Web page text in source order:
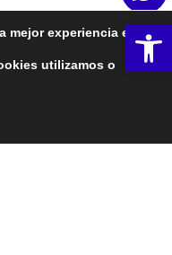
experiencia en
utilizamos o